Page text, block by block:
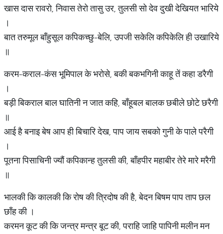
खास दास रावरो, निवास तेरो तासु उर, तुलसी सो देव दुखी देखियत भारिये
।
बात तरुमूल बाँहुसूल कपिकच्छु-बेलि, उपजी सकेलि कपिकेलि ही उखारिये
॥
करम-कराल-कंस भूमिपाल के भरोसे, बकी बकभगिनी काहू तें कहा डरैगी
।
बड़ी बिकराल बाल घातिनी न जात कहि, बाँहूबल बालक छबीले छोटे छरैगी
॥
आई है बनाइ बेष आप ही बिचारि देख, पाप जाय सबको गुनी के पाले परैगी
।
पूतना पिसाचिनी ज्यौं कपिकान्ह तुलसी की, बाँहपीर महाबीर तेरे मारे मरैगी
॥
भालकी कि कालकी कि रोष की त्रिदोष की है, बेदन बिषम पाप ताप छल
छाँह की ।
करमन कूट की कि जन्त्र मन्त्र बूट की, पराहि जाहि पापिनी मलीन मन